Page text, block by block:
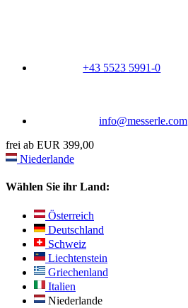
+43 5523 5991-0
info@messerle.com
frei ab EUR 399,00
Niederlande
Wählen Sie ihr Land:
Österreich
Deutschland
Schweiz
Liechtenstein
Griechenland
Italien
Niederlande